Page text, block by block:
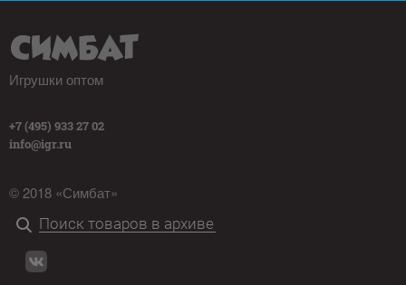
Игрушки оптом
+7 (495) 933 27 02
info@igr.ru
© 2018 «Симбат»